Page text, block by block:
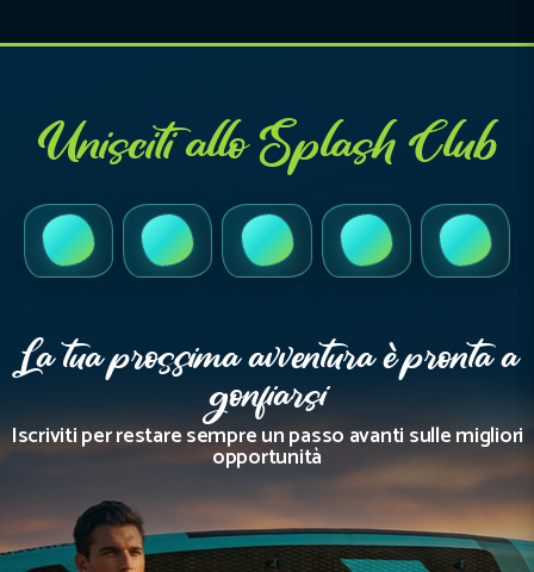
Unisciti allo Splash Club
TikTok Instagram Facebook YouTube
La tua prossima avventura è pronta a
gonfiarsi
Iscriviti per restare sempre un passo avanti sulle migliori
opportunità